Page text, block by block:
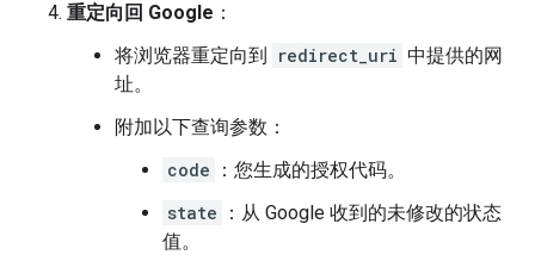
重定向回 Google ：
将浏览器重定向到 redirect_uri 中提供的网
址。
附加以下查询参数：
code
：您生成的授权代码。
state
：从 Google 收到的未修改的状态
值。